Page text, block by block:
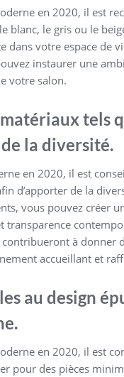
en 2020, il est
blanc, le gris ou le
dans votre espace de
instaurer une
votre salon.
tels
la diversité.
en 2020, il est
d’apporter de la
vous pouvez créer
transparence
à donner
accueillant et
au design
en 2020, il est
pour des pièces